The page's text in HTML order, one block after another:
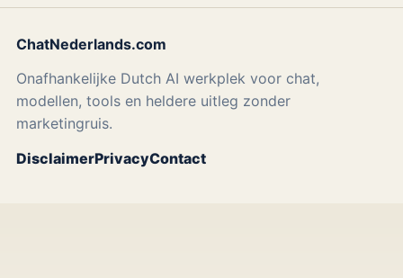
ChatNederlands.com
Onafhankelijke Dutch AI werkplek voor chat,
modellen, tools en heldere uitleg zonder
marketingruis.
DisclaimerPrivacyContact